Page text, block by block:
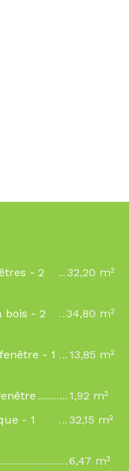
- 2
32,20 m²
bois - 2
34,80 m²
- 1
13,85 m²
1,92 m²
- 1
32,15 m²
6,47 m²